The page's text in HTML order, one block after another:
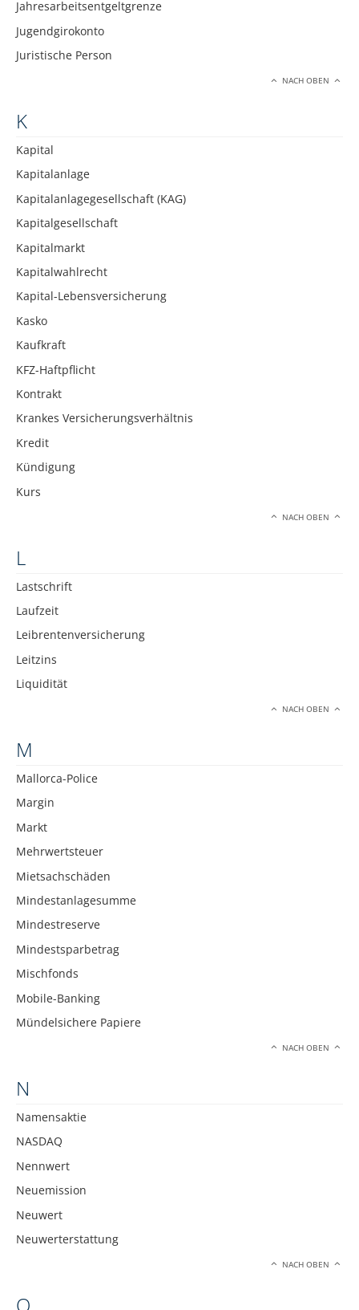
Jahresarbeitsentgeltgrenze
Jugendgirokonto
Juristische Person
NACH OBEN
K
Kapital
Kapitalanlage
Kapitalanlagegesellschaft (KAG)
Kapitalgesellschaft
Kapitalmarkt
Kapitalwahlrecht
Kapital-Lebensversicherung
Kasko
Kaufkraft
KFZ-Haftpflicht
Kontrakt
Krankes Versicherungsverhältnis
Kredit
Kündigung
Kurs
NACH OBEN
L
Lastschrift
Laufzeit
Leibrentenversicherung
Leitzins
Liquidität
NACH OBEN
M
Mallorca-Police
Margin
Markt
Mehrwertsteuer
Mietsachschäden
Mindestanlagesumme
Mindestreserve
Mindestsparbetrag
Mischfonds
Mobile-Banking
Mündelsichere Papiere
NACH OBEN
N
Namensaktie
NASDAQ
Nennwert
Neuemission
Neuwert
Neuwerterstattung
NACH OBEN